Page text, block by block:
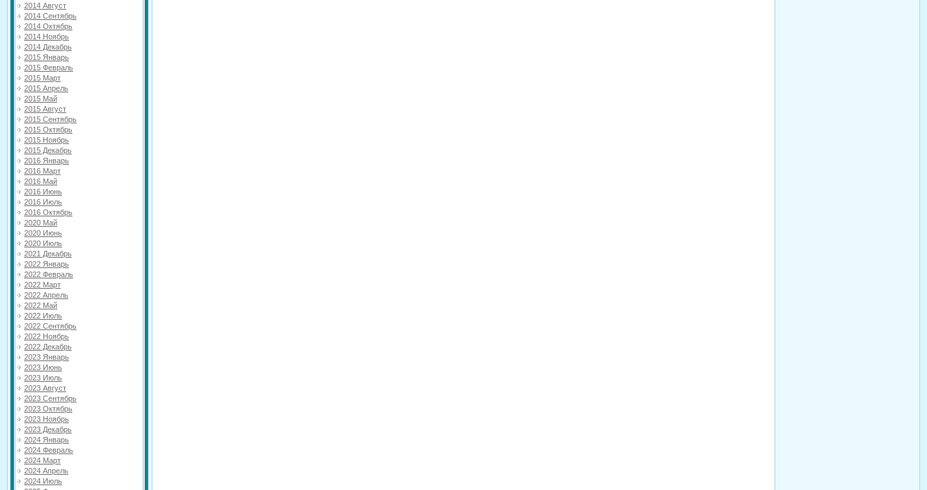
2014 Август
2014 Сентябрь
2014 Октябрь
2014 Ноябрь
2014 Декабрь
2015 Январь
2015 Февраль
2015 Март
2015 Апрель
2015 Май
2015 Август
2015 Сентябрь
2015 Октябрь
2015 Ноябрь
2015 Декабрь
2016 Январь
2016 Март
2016 Май
2016 Июнь
2016 Июль
2016 Октябрь
2020 Май
2020 Июнь
2020 Июль
2021 Декабрь
2022 Январь
2022 Февраль
2022 Март
2022 Апрель
2022 Май
2022 Июль
2022 Сентябрь
2022 Ноябрь
2022 Декабрь
2023 Январь
2023 Июнь
2023 Июль
2023 Август
2023 Сентябрь
2023 Октябрь
2023 Ноябрь
2023 Декабрь
2024 Январь
2024 Февраль
2024 Март
2024 Апрель
2024 Июль